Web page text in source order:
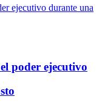
poder ejecutivo